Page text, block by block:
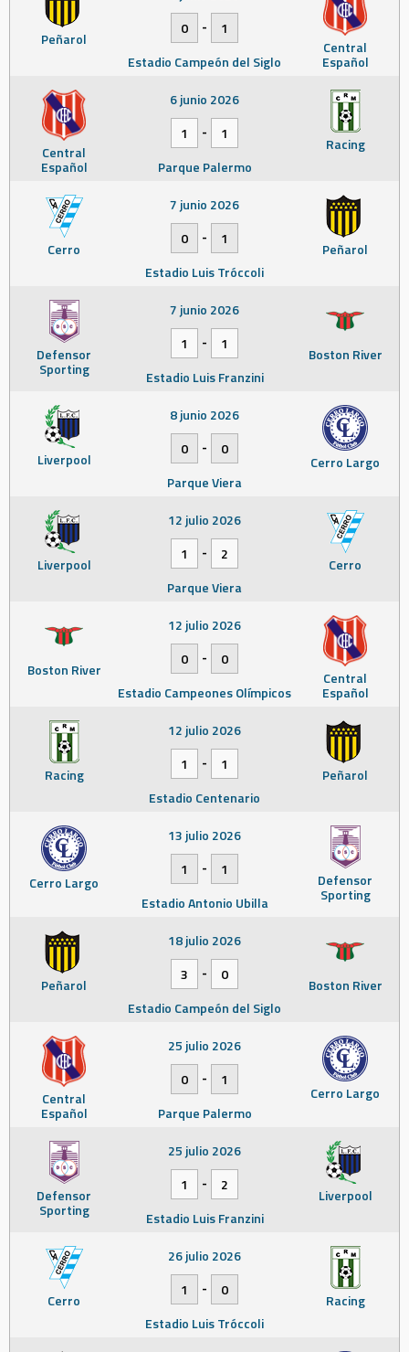
Peñarol Central
Español
0
-
1
Estadio Campeón del Siglo
Central
Español
Racing
6 junio 2026
1
-
1
Parque Palermo
Cerro Peñarol
7 junio 2026
0
-
1
Estadio Luis Tróccoli
Defensor
Sporting
Boston River
7 junio 2026
1
-
1
Estadio Luis Franzini
Liverpool Cerro Largo
8 junio 2026
0
-
0
Parque Viera
Liverpool Cerro
12 julio 2026
1
-
2
Parque Viera
Boston River Central
Español
12 julio 2026
0
-
0
Estadio Campeones Olímpicos
Racing Peñarol
12 julio 2026
1
-
1
Estadio Centenario
Cerro Largo Defensor
Sporting
13 julio 2026
1
-
1
Estadio Antonio Ubilla
Peñarol Boston River
18 julio 2026
3
-
0
Estadio Campeón del Siglo
Central
Español
Cerro Largo
25 julio 2026
0
-
1
Parque Palermo
Defensor
Sporting
Liverpool
25 julio 2026
1
-
2
Estadio Luis Franzini
Cerro Racing
26 julio 2026
1
-
0
Estadio Luis Tróccoli